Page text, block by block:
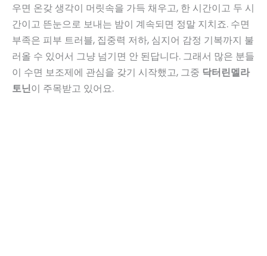
우면 온갖 생각이 머릿속을 가득 채우고, 한 시간이고 두 시
간이고 뜬눈으로 보내는 밤이 계속되면 정말 지치죠. 수면
부족은 피부 트러블, 집중력 저하, 심지어 감정 기복까지 불
러올 수 있어서 그냥 넘기면 안 된답니다. 그래서 많은 분들
이 수면 보조제에 관심을 갖기 시작했고, 그중 닥터린멜라
토닌이 주목받고 있어요.